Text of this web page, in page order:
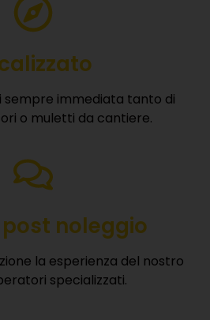
sempre immediata tanto di
o muletti da cantiere.
post noleggio
la esperienza del nostro
specializzati.